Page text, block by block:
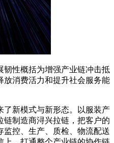
性概括为增强产业链冲击抵
放消费活力和提升社会服务能
新模式与新形态。以服装产
链制造商浔兴拉链，把客户的
控、生产、质检、物流配送